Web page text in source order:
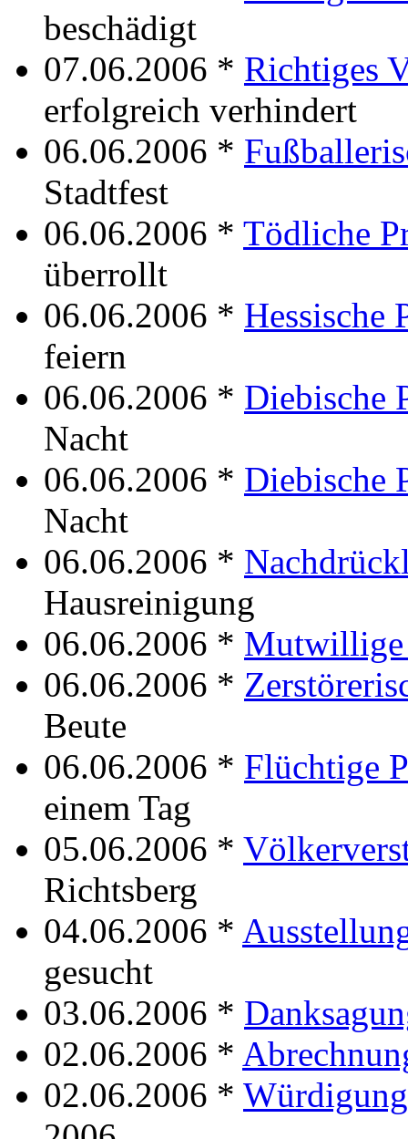
beschädigt
07.06.2006 * Richtiges
erfolgreich verhindert
06.06.2006 *
Stadtfest
06.06.2006 * Tödliche
überrollt
06.06.2006 * Hessische
feiern
06.06.2006 * Diebische
Nacht
06.06.2006 * Diebische
Nacht
06.06.2006 *
Hausreinigung
06.06.2006 * Mutwillige
06.06.2006 *
Beute
06.06.2006 * Flüchtige
einem Tag
05.06.2006 *
Richtsberg
04.06.2006 *
gesucht
03.06.2006 *
02.06.2006 *
02.06.2006 * Würdigung